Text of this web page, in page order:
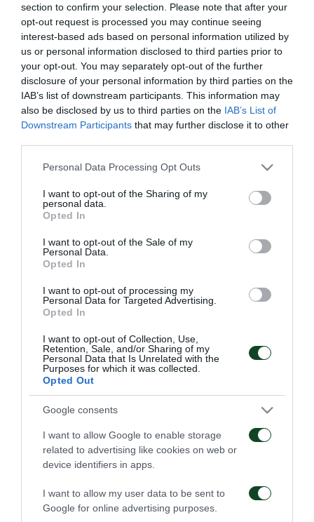
section to confirm your selection. Please note that after your
opt-out request is processed you may continue seeing
interest-based ads based on personal information utilized by
us or personal information disclosed to third parties prior to
your opt-out. You may separately opt-out of the further
disclosure of your personal information by third parties on the
IAB’s list of downstream participants. This information may
also be disclosed by us to third parties on the IAB’s List of
Downstream Participants that may further disclose it to other
Please note that this website/app uses one or more Google
not limited to your visit or usage behaviour. You may click to
grant or deny consent to Google and its third-party tags to
use your data for below specified purposes in below Google
consent section.
Personal Data Processing Opt Outs
I want to opt-out of the Sharing of my
personal data.
Opted In
I want to opt-out of the Sale of my
Personal Data.
Opted In
I want to opt-out of processing my
Personal Data for Targeted Advertising.
Opted In
I want to opt-out of Collection, Use,
Retention, Sale, and/or Sharing of my
Personal Data that Is Unrelated with the
Purposes for which it was collected.
Opted Out
Google consents
I want to allow Google to enable storage
related to advertising like cookies on web or
device identifiers in apps.
I want to allow my user data to be sent to
Google for online advertising purposes.
Στο πρωινό πρόγραμμα της Πέμπτης ο Αχιλλέας
Πούγγουρας συμμετείχε σε όλες τις ασκήσεις,
ξεπερνώντας πλέον το πρόβλημα στο μετατάρσιο.
Το πρόγραμμα περιελάμβανε προθέρμανση,
ασκήσεις φυσικής κατάστασης, τακτική και διπλό.
Στο πρώτο μέρος συμμετείχε ο Βιγιαφάνιες, ο
οποίος στη συνέχεια ακολούθησε αποφόρτιση.
Αποφόρτιση έκανε και ο Αγιούμπ, ενώ θεραπεία
ακολούθησε ο Μαυρομμάτης και ατομικό ο
Εμμανουηλίδης.
ΑΓΩΝΙΣΤΙΚΑ
Τακτική και κυκλοφορία
της μπάλας
08/08/2026 06/08/2026